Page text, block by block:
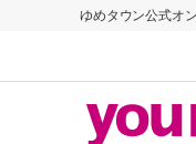
ゆめタウン公式オ